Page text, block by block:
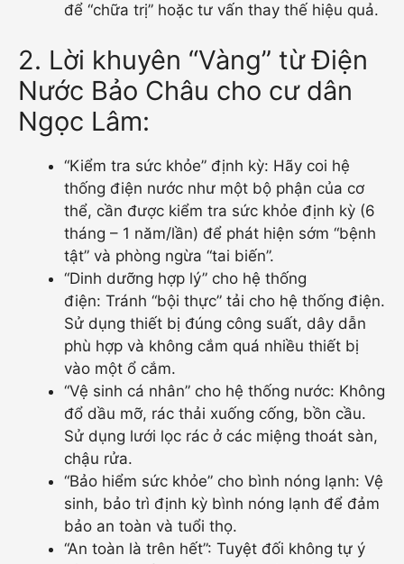
để “chữa trị” hoặc tư vấn thay thế hiệu quả.
2. Lời khuyên “Vàng” từ Điện
Nước Bảo Châu cho cư dân
Ngọc Lâm:
“Kiểm tra sức khỏe” định kỳ: Hãy coi hệ
thống điện nước như một bộ phận của cơ
thể, cần được kiểm tra sức khỏe định kỳ (6
tháng – 1 năm/lần) để phát hiện sớm “bệnh
tật” và phòng ngừa “tai biến”.
“Dinh dưỡng hợp lý” cho hệ thống
điện: Tránh “bội thực” tải cho hệ thống điện.
Sử dụng thiết bị đúng công suất, dây dẫn
phù hợp và không cắm quá nhiều thiết bị
vào một ổ cắm.
“Vệ sinh cá nhân” cho hệ thống nước: Không
đổ dầu mỡ, rác thải xuống cống, bồn cầu.
Sử dụng lưới lọc rác ở các miệng thoát sàn,
chậu rửa.
“Bảo hiểm sức khỏe” cho bình nóng lạnh: Vệ
sinh, bảo trì định kỳ bình nóng lạnh để đảm
bảo an toàn và tuổi thọ.
“An toàn là trên hết”: Tuyệt đối không tự ý